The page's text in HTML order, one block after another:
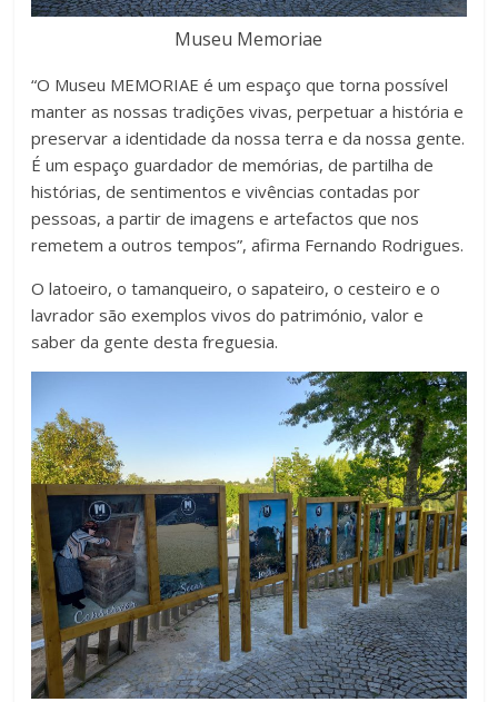
Museu Memoriae
“O Museu MEMORIAE é um espaço que torna possível
manter as nossas tradições vivas, perpetuar a história e
preservar a identidade da nossa terra e da nossa gente.
É um espaço guardador de memórias, de partilha de
histórias, de sentimentos e vivências contadas por
pessoas, a partir de imagens e artefactos que nos
remetem a outros tempos”, afirma Fernando Rodrigues.
O latoeiro, o tamanqueiro, o sapateiro, o cesteiro e o
lavrador são exemplos vivos do património, valor e
saber da gente desta freguesia.